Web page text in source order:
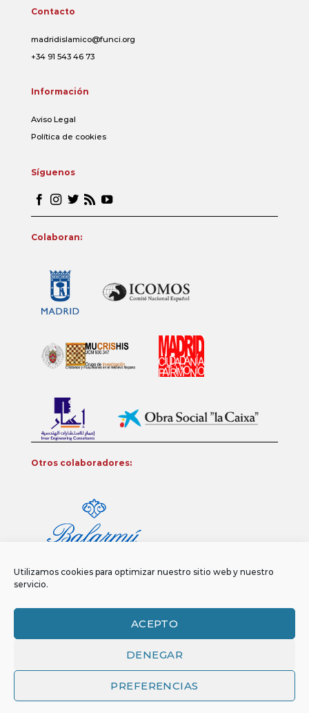
Utilizamos cookies para optimizar nuestro sitio web y nuestro
servicio.
ACEPTO
DENEGAR
PREFERENCIAS
Contacto
madridislamico@funci.org
+34 91 543 46 73
Información
Aviso Legal
Política de cookies
Síguenos
Colaboran:
Otros colaboradores:
Política de privacidad
intelectual e industrial de este sitio web, y es también titular o tiene la
correspondiente licencia sobre los derechos de propiedad intelectual,